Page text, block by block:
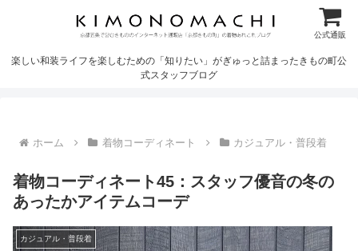
公式通販
楽しい和装ライフを楽しむための「知りたい」がぎゅっと詰まったきもの町公
式スタッフブログ
ホーム 着物コーディネート カジュアル・普段着
着物コーディネート45：スタッフ優音の冬の
あったかアイテムコーデ
カジュアル・普段着